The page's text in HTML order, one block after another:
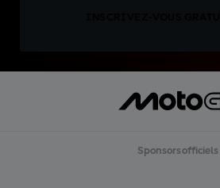
Sponsors officiels